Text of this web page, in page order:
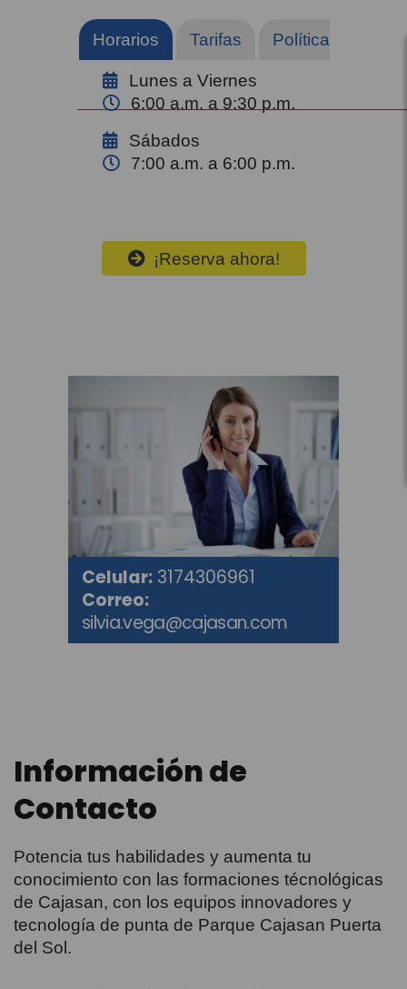
Horarios Tarifas Políticas,
Lunes a Viernes
6:00 a.m. a 9:30 p.m.
Sábados
7:00 a.m. a 6:00 p.m.
¡Reserva ahora!
Celular: 3174306961
Correo:
silvia.vega@cajasan.com
Información de
Contacto
Potencia tus habilidades y aumenta tu
conocimiento con las formaciones técnológicas
de Cajasan, con los equipos innovadores y
tecnología de punta de Parque Cajasan Puerta
del Sol.